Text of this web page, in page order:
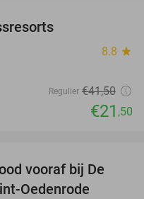
8.8 star
Regulier €41,50
€21 ,50
36%
vooraf bij De
Oedenrode